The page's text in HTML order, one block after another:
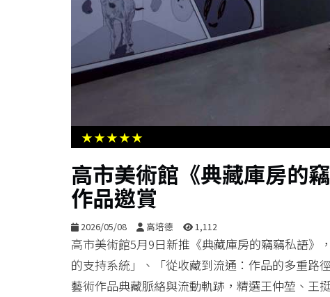
★★★★★
高市美術館《典藏庫房的
作品邀賞
2026/05/08 高培德 1,112
高市美術館5月9日新推《典藏庫房的竊竊私語》
的支持系統」、「從收藏到流通：作品的多重路
藝術作品典藏脈絡與流動軌跡，精選王仲堃、王